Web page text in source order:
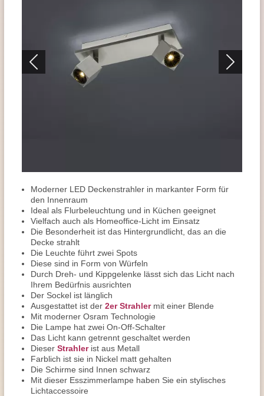
Moderner LED Deckenstrahler in markanter Form für
den Innenraum
Ideal als Flurbeleuchtung und in Küchen geeignet
Vielfach auch als Homeoffice-Licht im Einsatz
Die Besonderheit ist das Hintergrundlicht, das an die
Decke strahlt
Die Leuchte führt zwei Spots
Diese sind in Form von Würfeln
Durch Dreh- und Kippgelenke lässt sich das Licht nach
Ihrem Bedürfnis ausrichten
Der Sockel ist länglich
Ausgestattet ist der 2er Strahlermit einer Blende
Mit moderner Osram Technologie
Die Lampe hat zwei On-Off-Schalter
Das Licht kann getrennt geschaltet werden
Dieser Strahlerist aus Metall
Farblich ist sie in Nickel matt gehalten
Die Schirme sind Innen schwarz
Mit dieser Esszimmerlampe haben Sie ein stylisches
Lichtaccessoire